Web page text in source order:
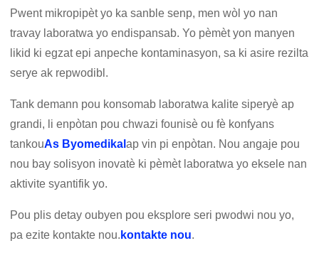
Pwent mikropipèt yo ka sanble senp, men wòl yo nan
travay laboratwa yo endispansab. Yo pèmèt yon manyen
likid ki egzat epi anpeche kontaminasyon, sa ki asire rezilta
serye ak repwodibl.
Tank demann pou konsomab laboratwa kalite siperyè ap
grandi, li enpòtan pou chwazi founisè ou fè konfyans
tankouAs Byomedikalap vin pi enpòtan. Nou angaje pou
nou bay solisyon inovatè ki pèmèt laboratwa yo eksele nan
aktivite syantifik yo.
Pou plis detay oubyen pou eksplore seri pwodwi nou yo,
pa ezite kontakte nou. kontakte nou.